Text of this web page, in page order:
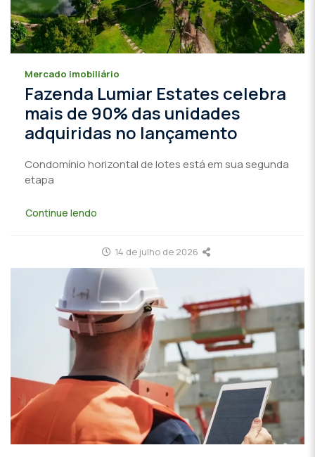
Mercado imobiliário
Fazenda Lumiar Estates celebra
mais de 90% das unidades
adquiridas no lançamento
Condomínio horizontal de lotes está em sua segunda
etapa
Continue lendo
14 de julho de 2026